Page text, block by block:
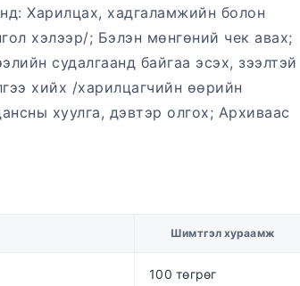
Харилцах, хадгаламжийн болон
хэлээр/; Бэлэн мөнгөний чек авах;
судалгаанд байгаа эсэх, зээлтэй
хийх /харилцагчийн өөрийн
хуулга, дэвтэр олгох; Архиваас
Шимтгэл хураамж
100 төгрөг